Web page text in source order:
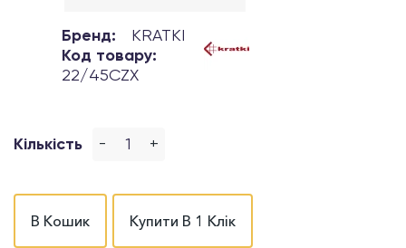
Бренд:
KRATKI
Код товару:
22/45CZX
Кількість - +
В Кошик Купити В 1 Клік